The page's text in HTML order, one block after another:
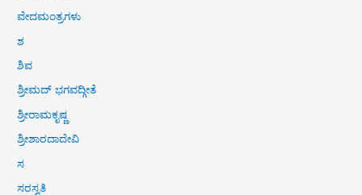
ವೇದಮಂತ್ರಗಳು
ಶ
ಶಿವ
ಶ್ರೀಮದ್ ಭಗವದ್ಗೀತೆ
ಶ್ರೀರಾಮಕೃಷ್ಣ
ಶ್ರೀಶಾರದಾದೇವಿ
ಸ
ಸರಸ್ವತಿ